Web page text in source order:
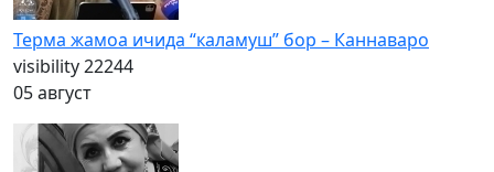
Терма жамоа ичида “каламуш” бор – Каннаваро
visibility22244
05 август